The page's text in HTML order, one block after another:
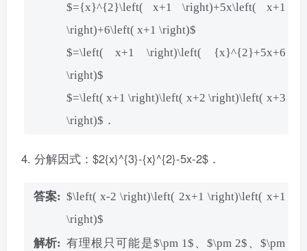
$={x}^{2}\left( x+1 \right)+5x\left( x+1
\right)+6\left( x+1 \right)$
$=\left( x+1 \right)\left( {x}^{2}+5x+6
\right)$
$=\left( x+1 \right)\left( x+2 \right)\left( x+3
\right)$．
分解因式：$2{x}^{3}-{x}^{2}-5x-2$．
$\left( x-2 \right)\left( 2x+1 \right)\left( x+1
\right)$
有理根只可能是$\pm 1$、$\pm 2$、$\pm